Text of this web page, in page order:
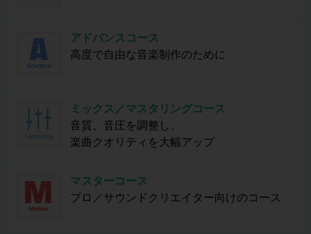
アドバンスコース
高度で自由な音楽制作のために
ミックス／マスタリングコース
音質、音圧を調整し、
楽曲クオリティを大幅アップ
マスターコース
プロ／サウンドクリエイター向けのコース